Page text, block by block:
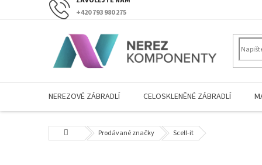
+420 793 980 275
NEREZOVÉ ZÁBRADLÍ CELOSKLENĚNÉ ZÁBRADLÍ
Domů Prodávané značky Scell-it